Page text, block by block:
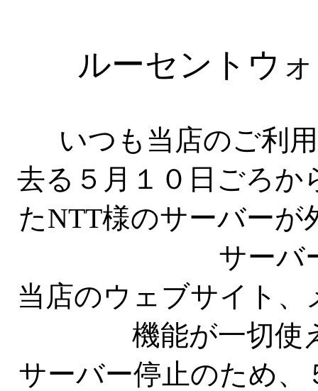
ルーセントウ
いつも当店のご利
去る５月１０日ごろか
たNTT様のサーバーが
サーバ
当店のウェブサイト
機能が一切使
サーバー停止のため